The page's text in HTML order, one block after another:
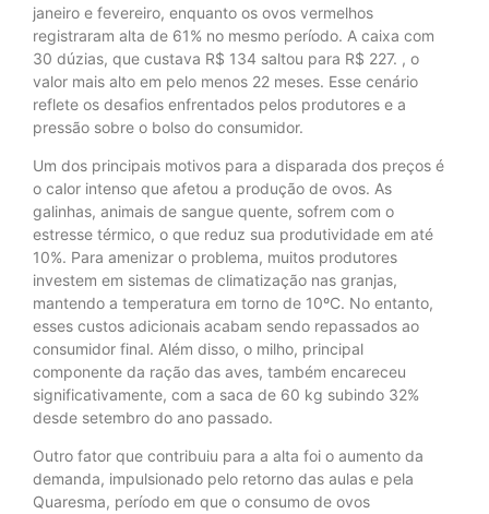
janeiro e fevereiro, enquanto os ovos vermelhos
registraram alta de 61% no mesmo período. A caixa com
30 dúzias, que custava R$ 134 saltou para R$ 227. , o
valor mais alto em pelo menos 22 meses. Esse cenário
reflete os desafios enfrentados pelos produtores e a
pressão sobre o bolso do consumidor.
Um dos principais motivos para a disparada dos preços é
o calor intenso que afetou a produção de ovos. As
galinhas, animais de sangue quente, sofrem com o
estresse térmico, o que reduz sua produtividade em até
10%. Para amenizar o problema, muitos produtores
investem em sistemas de climatização nas granjas,
mantendo a temperatura em torno de 10ºC. No entanto,
esses custos adicionais acabam sendo repassados ao
consumidor final. Além disso, o milho, principal
componente da ração das aves, também encareceu
significativamente, com a saca de 60 kg subindo 32%
desde setembro do ano passado.
Outro fator que contribuiu para a alta foi o aumento da
demanda, impulsionado pelo retorno das aulas e pela
Quaresma, período em que o consumo de ovos